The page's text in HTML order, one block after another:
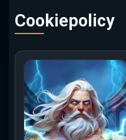
Cookiepolicy